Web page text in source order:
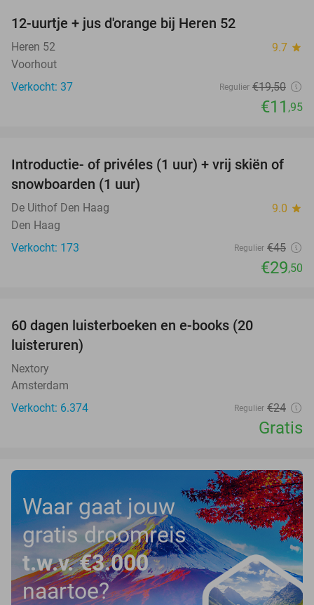
12-uurtje + jus d'orange bij Heren 52
Heren 52 9.7 star
Voorhout
Verkocht: 37
Regulier €19,50
€11 ,95
34%
Introductie- of privéles (1 uur) + vrij skiën of
snowboarden (1 uur)
De Uithof Den Haag 9.0 star
Den Haag
Verkocht: 173
Regulier €45
€29,50
60 dagen luisterboeken en e-books (20
luisteruren)
Nextory
Amsterdam
Verkocht: 6.374
Regulier €24
Gratis
Waar gaat jouw
gratis droomreis
t.w.v. €3.000
naartoe?